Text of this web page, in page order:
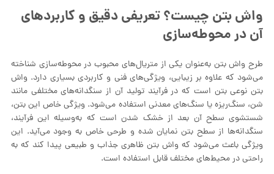
واش بتن چیست؟ تعریفی دقیق و کاربردهای
آن در محوطه‌سازی
طرح‌ واش بتن به‌عنوان یکی از متریال‌های محبوب در محوطه‌سازی شناخته
می‌شود که علاوه بر زیبایی، ویژگی‌های فنی و کاربردی بسیاری دارد. واش
بتن نوعی بتن است که در فرآیند تولید آن از سنگدانه‌های مختلفی مانند
شن، سنگ‌ریزه یا سنگ‌های معدنی استفاده می‌شود. ویژگی خاص این بتن،
شستشوی سطح آن بعد از خشک شدن است که به‌وسیله این فرآیند،
سنگدانه‌ها از سطح بتن نمایان شده و طرحی خاص به وجود می‌آید. این
ویژگی باعث می‌شود که واش بتن ظاهری جذاب و طبیعی پیدا کند که به
راحتی در محیط‌های مختلف قابل استفاده است.